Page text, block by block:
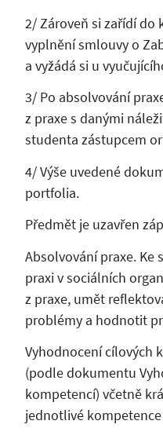
2/ Zároveň si zařídí do
vyplnění smlouvy o
a vyžádá si u
3/ Po absolvování
z praxe s danými
studenta zástupcem
4/ Výše uvedené
portfolia.
Předmět je uzavřen
Absolvování praxe. Ke
praxi v sociálních
z praxe, umět
problémy a hodnotit
Vyhodnocení cílových
(podle dokumentu
kompetencí) včetně
jednotlivé